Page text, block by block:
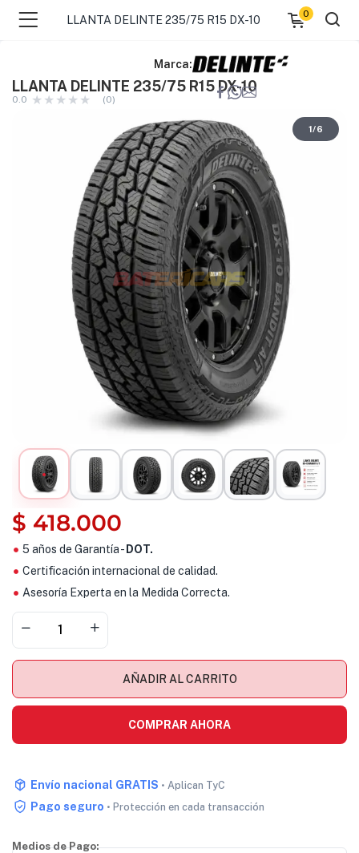
LLANTA DELINTE 235/75 R15 DX-10
0
Marca:
LLANTA DELINTE 235/75 R15 DX-10
0.0 (0)
1/6
$ 418.000
5 años de Garantía - DOT.
Certificación internacional de calidad.
Asesoría Experta en la Medida Correcta.
AÑADIR AL CARRITO
COMPRAR AHORA
Envío nacional GRATIS • Aplican TyC
Pago seguro • Protección en cada transacción
Medios de Pago: